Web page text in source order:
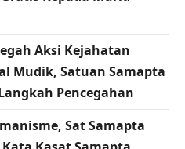
Aksi Kejahatan
Mudik, Satuan Samapta
Pencegahan
Sat Samapta